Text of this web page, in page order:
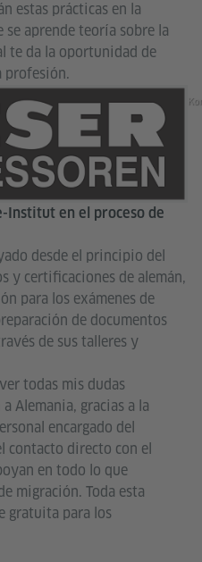
estas prácticas en la
aprende teoría sobre la
te da la oportunidad de
profesión.
Institut en el proceso de
desde el principio del
y certificaciones de alemán,
para los exámenes de
de documentos
de sus talleres y
todas mis dudas
Alemania, gracias a la
encargado del
contacto directo con el
en todo lo que
migración. Toda esta
gratuita para los